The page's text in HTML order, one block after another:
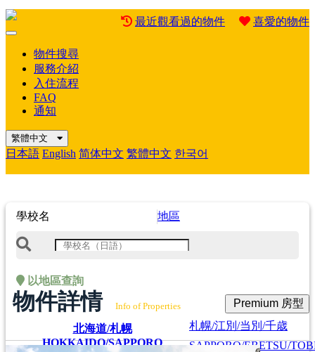
最近觀看過的物件 喜愛的物件
Mobile
物件搜尋
服務介紹
入住流程
FAQ
通知
繁體中文
日本語 English 简体中文 繁體中文 한국어
學校名 地區
以地區查詢
北海道/札幌
HOKKAIDO/SAPPORO
札幌/江別/当別/千歳
SAPPORO/EBETSU/
物件詳情 Info of Properties Premium 房型